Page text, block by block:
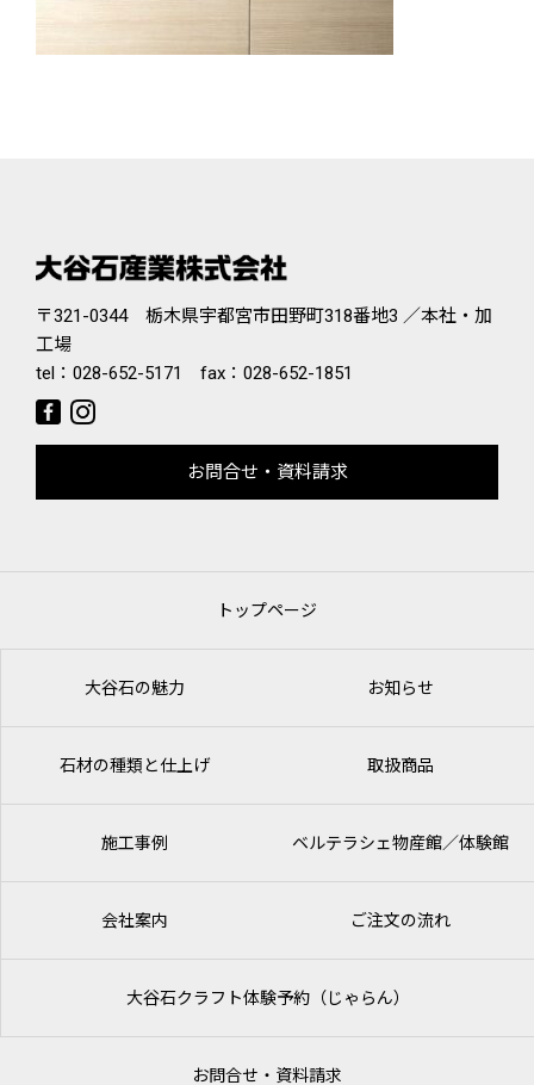
〒321-0344 栃木県宇都宮市田野町318番地3 ／本社・加
工場
tel： 028-652-5171 fax：028-652-1851
お問合せ・資料請求
トップページ
大谷石の魅力 お知らせ
石材の種類と仕上げ 取扱商品
施工事例 ベルテラシェ物産館／体験館
会社案内 ご注文の流れ
大谷石クラフト体験予約（じゃらん）
お問合せ・資料請求